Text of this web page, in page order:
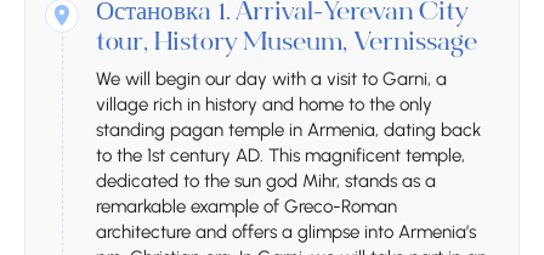
Остановкa 1. Arrival-Yerevan City
tour, History Museum, Vernissage
We will begin our day with a visit to Garni, a
village rich in history and home to the only
standing pagan temple in Armenia, dating back
to the 1st century AD. This magnificent temple,
dedicated to the sun god Mihr, stands as a
remarkable example of Greco-Roman
architecture and offers a glimpse into Armenia’s